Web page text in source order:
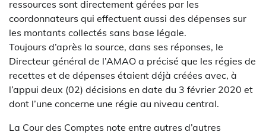
ressources sont directement gérées par les
coordonnateurs qui effectuent aussi des dépenses sur
les montants collectés sans base légale.
Toujours d’après la source, dans ses réponses, le
Directeur général de l’AMAO a précisé que les régies de
recettes et de dépenses étaient déjà créées avec, à
l’appui deux (02) décisions en date du 3 février 2020 et
dont l’une concerne une régie au niveau central.
La Cour des Comptes note entre autres d’autres